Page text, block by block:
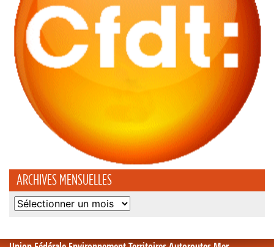
ARCHIVES MENSUELLES
Archives